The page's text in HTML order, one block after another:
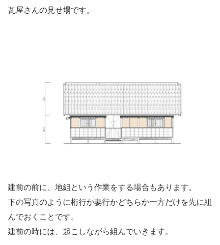
瓦屋さんの見せ場です。
建前の前に、地組という作業をする場合もあります。
下の写真のように桁行か妻行かどちらか一方だけを先に組
んでおくことです。
建前の時には、起こしながら組んでいきます。